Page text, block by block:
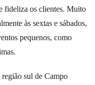
fideliza os clientes. Muito
às sextas e sábados,
pequenos, como
sul de Campo